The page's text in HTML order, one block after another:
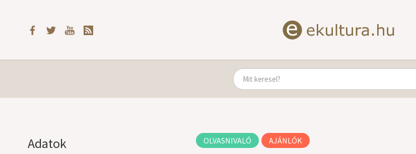
Adatok OLVASNIVALÓ AJÁNLÓK